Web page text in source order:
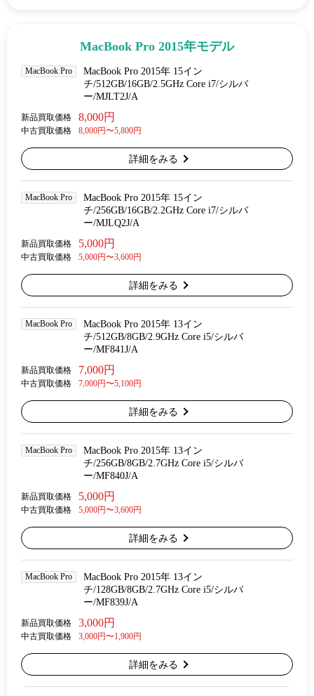
MacBook Pro 2015年モデル
MacBook Pro
MacBook Pro 2015年 15イン
チ/512GB/16GB/2.5GHz Core i7/シルバ
ー/MJLT2J/A
新品買取価格 8,000円
中古買取価格 8,000円〜5,800円
詳細をみる
MacBook Pro
MacBook Pro 2015年 15イン
チ/256GB/16GB/2.2GHz Core i7/シルバ
ー/MJLQ2J/A
新品買取価格 5,000円
中古買取価格 5,000円〜3,600円
詳細をみる
MacBook Pro
MacBook Pro 2015年 13イン
チ/512GB/8GB/2.9GHz Core i5/シルバ
ー/MF841J/A
新品買取価格 7,000円
中古買取価格 7,000円〜5,100円
詳細をみる
MacBook Pro
MacBook Pro 2015年 13イン
チ/256GB/8GB/2.7GHz Core i5/シルバ
ー/MF840J/A
新品買取価格 5,000円
中古買取価格 5,000円〜3,600円
詳細をみる
MacBook Pro
MacBook Pro 2015年 13イン
チ/128GB/8GB/2.7GHz Core i5/シルバ
ー/MF839J/A
新品買取価格 3,000円
中古買取価格 3,000円〜1,900円
詳細をみる